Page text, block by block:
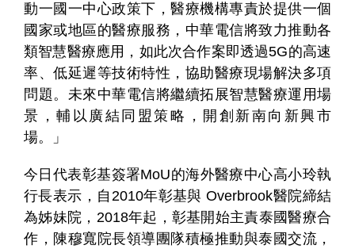
動一國一中心政策下，醫療機構專責於提供一個
國家或地區的醫療服務，中華電信將致力推動各
類智慧醫療應用，如此次合作案即透過5G的高速
率、低延遲等技術特性，協助醫療現場解決多項
問題。未來中華電信將繼續拓展智慧醫療運用場
景，輔以廣結同盟策略，開創新南向新興市
場。」
今日代表彰基簽署MoU的海外醫療中心高小玲執
行長表示，自2010年彰基與 Overbrook醫院締結
為姊妹院，2018年起，彰基開始主責泰國醫療合
作，陳穆寬院長領導團隊積極推動與泰國交流，